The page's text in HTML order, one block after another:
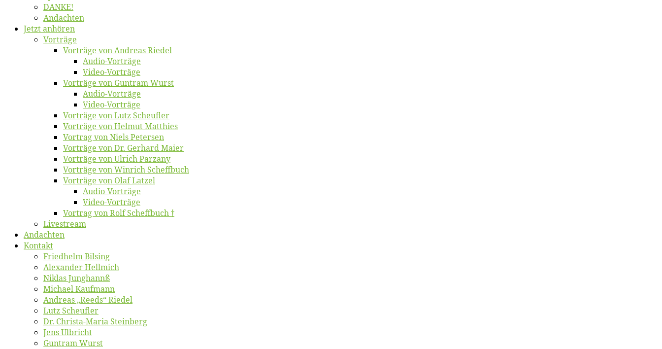
DANKE!
An­dach­ten
Jetzt an­hö­ren
Vor­trä­ge
Vor­trä­ge von An­dre­as Riedel
Au­dio-Vor­trä­ge
Vi­deo-Vor­trä­ge
Vor­trä­ge von Gun­tram Wurst
Au­dio-Vor­trä­ge
Vi­deo-Vor­trä­ge
Vor­trä­ge von Lutz Scheufler
Vor­trä­ge von Hel­mut Matthies
Vor­trag von Niels Petersen
Vor­trä­ge von Dr. Ger­hard Maier
Vor­trä­ge von Ul­rich Parzany
Vor­trä­ge von Win­rich Scheffbuch
Vor­trä­ge von Olaf Latzel
Au­dio-Vor­trä­ge
Vi­deo-Vor­trä­ge
Vor­trag von Rolf Scheffbuch †
Live­stream
An­dach­ten
Kon­takt
Fried­helm Bilsing
Alex­an­der Hellmich
Ni­klas Junghannß
Mi­cha­el Kaufmann
An­dre­as „Reeds“ Riedel
Lutz Scheuf­ler
Dr. Chris­­ta-Ma­ria Steinberg
Jens Ulb­richt
Gun­tram Wurst